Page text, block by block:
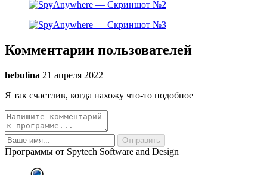
Комментарии пользователей
hebulina 21 апреля 2022
Я так счастлив, когда нахожу что-то подобное
Программы от Spytech Software and Design